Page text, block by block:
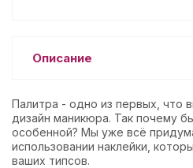
Описание
Палитра - одно из первых, что
дизайн маникюра. Так почему
особенной? Мы уже всё
использовании наклейки,
ваших типсов.